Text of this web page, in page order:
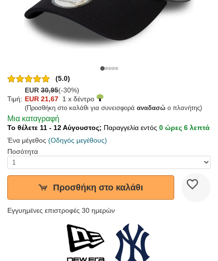
(5.0)
EUR 30,95(-30%)
Τιμή: EUR 21,67 1 x δέντρο
(Προσθήκη στο καλάθι για συνεισφορά αναδασώ ο πλανήτης)
Μια καταγραφή
Το θέλετε 11 - 12 Αύγουστος; Παραγγελία εντός 0 ώρες 6 λεπτά
Ένα μέγεθος (Οδηγός μεγέθους)
Ποσότητα
Προσθήκη στο καλάθι
Εγγυημένες επιστροφές 30 ημερών